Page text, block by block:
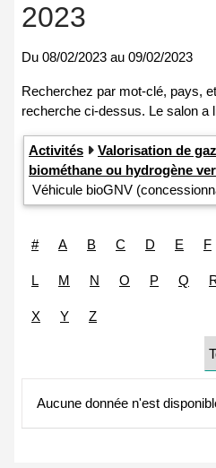
2023
Du 08/02/2023 au 09/02/2023
Activités
Valorisation de
biométhane ou hydrogène
Véhicule bioGNV
# A B C D E F
L M N O P Q
X Y Z
Aucune donnée n'est